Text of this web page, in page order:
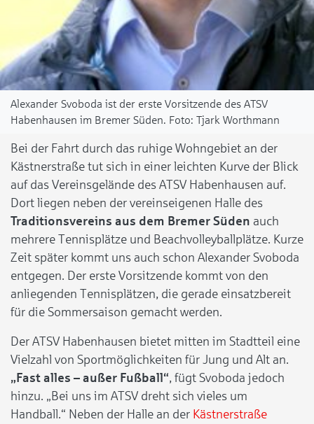
Alexander Svoboda ist der erste Vorsitzende des ATSV
Habenhausen im Bremer Süden.
Tjark Worthmann
Bei der Fahrt durch das ruhige Wohngebiet an der
Kästnerstraße tut sich in einer leichten Kurve der Blick
auf das Vereinsgelände des ATSV Habenhausen auf.
Dort liegen neben der vereinseigenen Halle des
Traditionsvereins aus dem Bremer Süden auch
mehrere Tennisplätze und Beachvolleyballplätze. Kurze
Zeit später kommt uns auch schon Alexander Svoboda
entgegen. Der erste Vorsitzende kommt von den
anliegenden Tennisplätzen, die gerade einsatzbereit
für die Sommersaison gemacht werden.
Der ATSV Habenhausen bietet mitten im Stadtteil eine
Vielzahl von Sportmöglichkeiten für Jung und Alt an.
„Fast alles – außer Fußball“, fügt Svoboda jedoch
hinzu. „Bei uns im ATSV dreht sich vieles um
Handball.“ Neben der Halle an der Kästnerstraße